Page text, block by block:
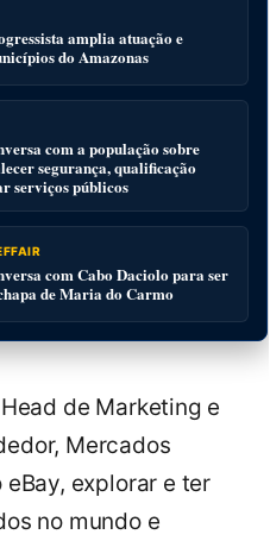
amplia atuação e
do Amazonas
com a população sobre
segurança, qualificação
serviços públicos
com Cabo Daciolo para ser
de Maria do Carmo
de Marketing e
Mercados
explorar e ter
no mundo e